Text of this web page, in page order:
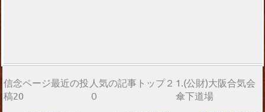
信念ページ最近の投
稿20
人気の記事トップ２
０
1.(公財)大阪合気会
傘下道場